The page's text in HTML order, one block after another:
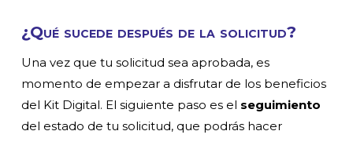
¿Qué sucede después de la solicitud?
Una vez que tu solicitud sea aprobada, es
momento de empezar a disfrutar de los beneficios
del Kit Digital. El siguiente paso es el seguimiento
del estado de tu solicitud, que podrás hacer